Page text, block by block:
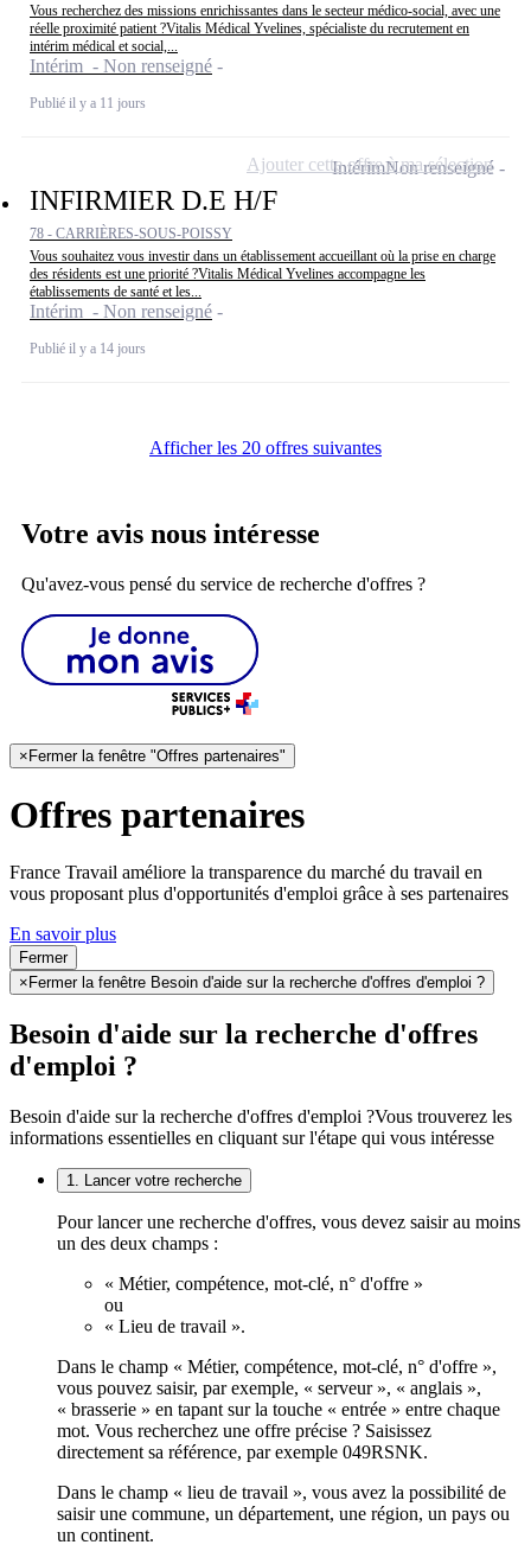
Vous recherchez des missions enrichissantes dans le secteur médico-social, avec une
réelle proximité patient ?Vitalis Médical Yvelines, spécialiste du recrutement en
intérim médical et social,...
Intérim - Non renseigné
Publié il y a 11 jours
INFIRMIER D.E H/F
78 - CARRIÈRES-SOUS-POISSY
Vous souhaitez vous investir dans un établissement accueillant où la prise en charge
des résidents est une priorité ?Vitalis Médical Yvelines accompagne les
établissements de santé et les...
Intérim - Non renseigné
Publié il y a 14 jours
IntérimNon renseigné
Ajouter cette offre à ma sélection
Afficher les 20 offres suivantes
Votre avis nous intéresse
Qu'avez-vous pensé du service de recherche d'offres ?
×Fermer la fenêtre "Offres partenaires"
Offres partenaires
France Travail améliore la transparence du marché du travail en
vous proposant plus d'opportunités d'emploi grâce à ses partenaires
En savoir plus
Fermer
× Fermer la fenêtre Besoin d'aide sur la recherche d'offres d'emploi ?
Besoin d'aide sur la recherche d'offres
d'emploi ?
Besoin d'aide sur la recherche d'offres d'emploi ?Vous trouverez les
informations essentielles en cliquant sur l'étape qui vous intéresse
1. Lancer votre recherche
Pour lancer une recherche d'offres, vous devez saisir au moins
un des deux champs :
« Métier, compétence, mot-clé, n° d'offre »
ou
« Lieu de travail ».
Dans le champ « Métier, compétence, mot-clé, n° d'offre »,
vous pouvez saisir, par exemple, « serveur », « anglais »,
« brasserie » en tapant sur la touche « entrée » entre chaque
mot. Vous recherchez une offre précise ? Saisissez
directement sa référence, par exemple 049RSNK.
Dans le champ « lieu de travail », vous avez la possibilité de
saisir une commune, un département, une région, un pays ou
un continent.